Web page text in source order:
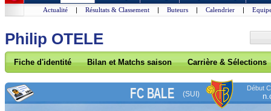
Actualité | Résultats & Classement | Buteurs | Calendrier |
Philip OTELE
Fiche d'identité Bilan et Matchs saison Carrière & Sélections
FC BALE (SUI)
Début